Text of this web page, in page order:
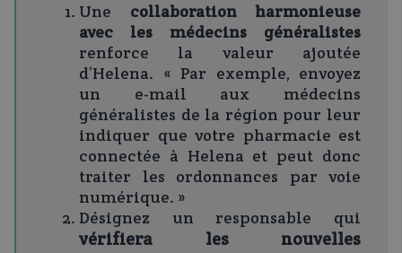
Une collaboration harmonieuse
avec les médecins généralistes
renforce la valeur ajoutée
d’Helena. « Par exemple, envoyez
un e-mail aux médecins
généralistes de la région pour leur
indiquer que votre pharmacie est
connectée à Helena et peut donc
traiter les ordonnances par voie
numérique. »
Désignez un responsable qui
vérifiera les nouvelles